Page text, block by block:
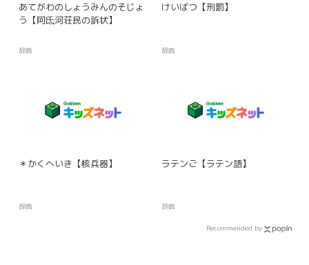
あてがわのしょうみんのそじょ
う【阿氐河荘民の訴状】
辞典
けいばつ【刑罰】
辞典
＊かくへいき【核兵器】
辞典
ラテンご【ラテン語】
辞典
Recommended by